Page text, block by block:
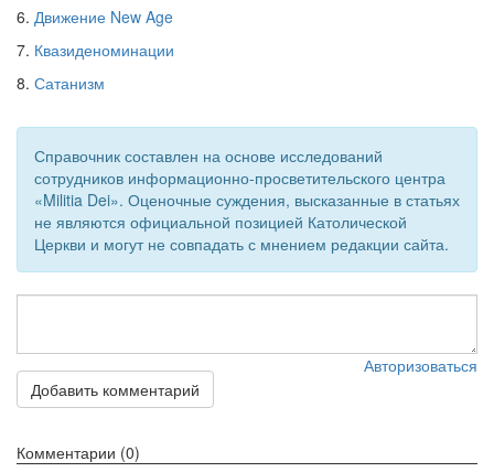
6. Движение New Age
7. Квазиденоминации
8. Сатанизм
Справочник составлен на основе исследований
сотрудников информационно-просветительского центра
«Militia Dei». Оценочные суждения, высказанные в статьях
не являются официальной позицией Католической
Церкви и могут не совпадать с мнением редакции сайта.
Авторизоваться
Добавить комментарий
Комментарии (0)